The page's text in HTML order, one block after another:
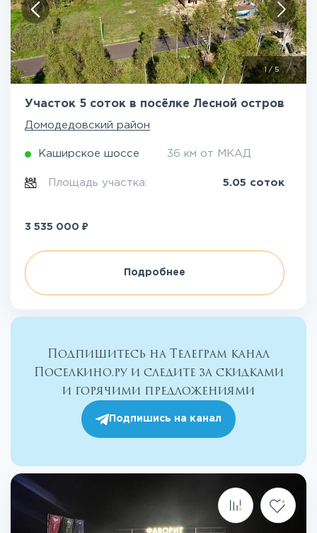
1 / 5
Участок 5 соток в посёлке Лесной остров
Домодедовский район
Каширское шоссе 36 км от МКАД
Площадь участка: 5.05 соток
3 535 000 ₽
Подробнее
Подпишитесь на Телеграм канал
Поселкино.ру и следите за скидками
и горячими предложениями
Подпишись на канал